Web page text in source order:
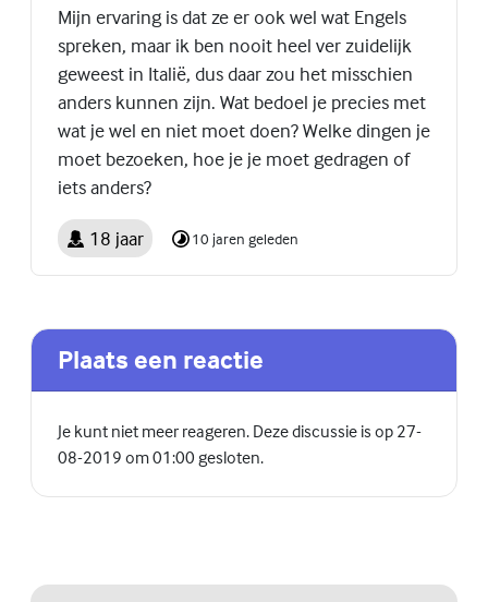
Mijn ervaring is dat ze er ook wel wat Engels
spreken, maar ik ben nooit heel ver zuidelijk
geweest in Italië, dus daar zou het misschien
anders kunnen zijn. Wat bedoel je precies met
wat je wel en niet moet doen? Welke dingen je
moet bezoeken, hoe je je moet gedragen of
iets anders?
18 jaar 10 jaren geleden
Plaats een reactie
Je kunt niet meer reageren. Deze discussie is op 27-
08-2019 om 01:00 gesloten.